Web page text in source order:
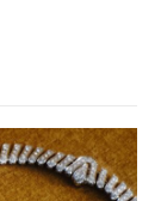
a partnerek
Jak se z
v paddocku